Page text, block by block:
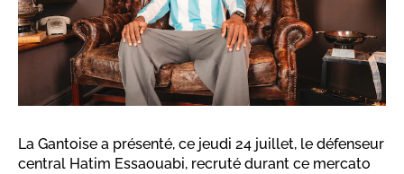
La Gantoise a présenté, ce jeudi 24 juillet, le défenseur
central Hatim Essaouabi, recruté durant ce mercato